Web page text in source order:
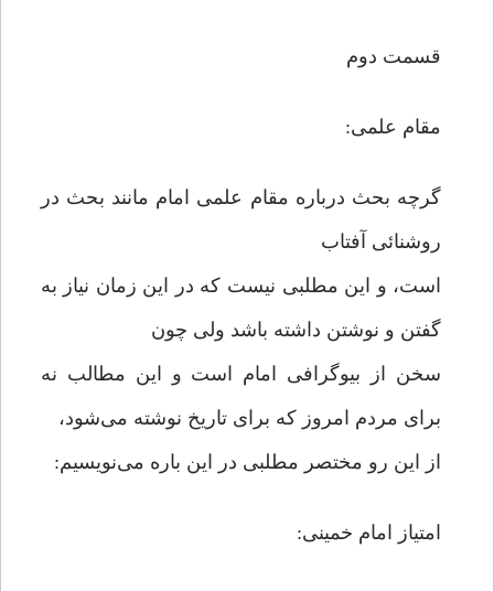
قسمت دوم
مقام علمی:
گرچه بحث درباره مقام علمی امام مانند بحث در
روشنائی آفتاب
است، و این مطلبی نیست که در این زمان نیاز به
گفتن و نوشتن داشته باشد ولی چون
سخن از بیوگرافی امام است و این مطالب نه
برای مردم امروز که برای تاریخ نوشته می‌شود،
از این رو مختصر مطلبی در این باره می‌نویسیم:
امتیاز امام خمینی: